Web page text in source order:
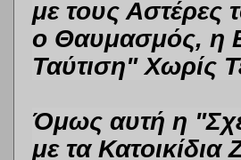
με τους Αστέρες
ο Θαυμασμός, η
Ταύτιση"Χωρίς
Όμως αυτή η
με τα